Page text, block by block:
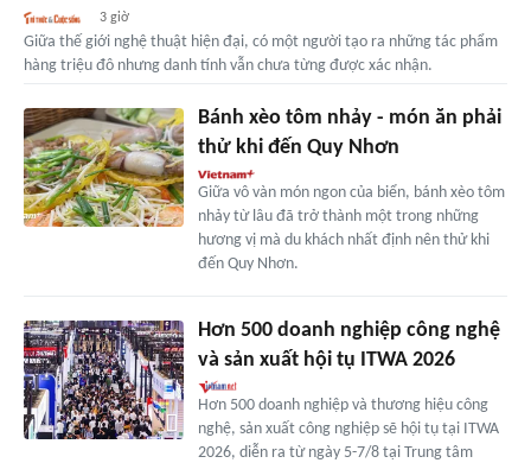
3 giờ
Giữa thế giới nghệ thuật hiện đại, có một người tạo ra những tác phẩm
hàng triệu đô nhưng danh tính vẫn chưa từng được xác nhận.
Bánh xèo tôm nhảy - món ăn phải
thử khi đến Quy Nhơn
Giữa vô vàn món ngon của biển, bánh xèo tôm
nhảy từ lâu đã trở thành một trong những
hương vị mà du khách nhất định nên thử khi
đến Quy Nhơn.
Hơn 500 doanh nghiệp công nghệ
và sản xuất hội tụ ITWA 2026
Hơn 500 doanh nghiệp và thương hiệu công
nghệ, sản xuất công nghiệp sẽ hội tụ tại ITWA
2026, diễn ra từ ngày 5-7/8 tại Trung tâm